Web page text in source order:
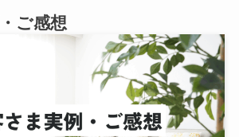
ご感想